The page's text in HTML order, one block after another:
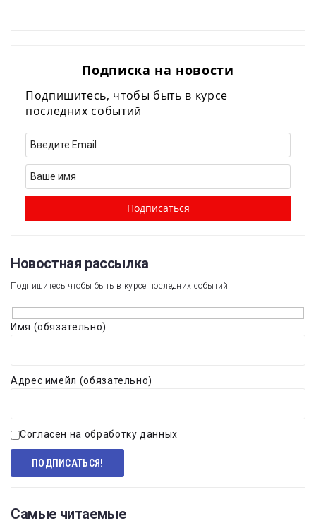
Подписка на новости
Подпишитесь, чтобы быть в курсе
последних событий
Новостная рассылка​
Подпишитесь чтобы быть в курсе последних событий
Имя (обязательно)
Адрес имейл (обязательно)
Согласен на обработку данных
Самые читаемые